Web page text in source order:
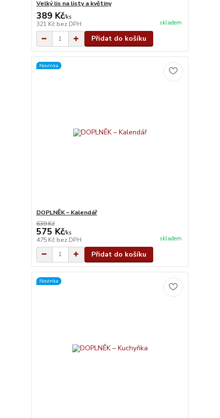
Velký lis na listy a květiny
389 Kč/ks
321 Kč bez DPH skladem
Přidat do košíku
Novinka
DOPLNĚK – Kalendář
639 Kč
575 Kč/ks
475 Kč bez DPH skladem
Přidat do košíku
Novinka